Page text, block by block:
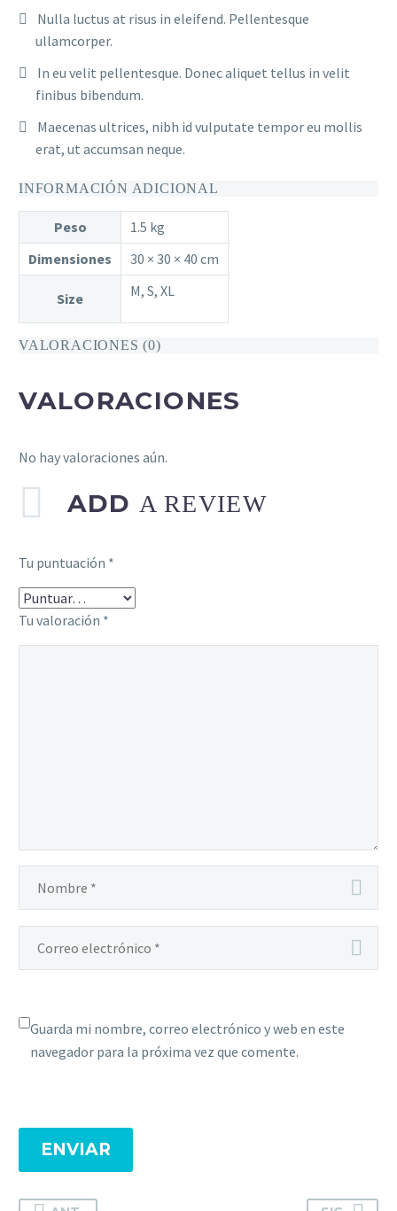
Nulla luctus at risus in eleifend. Pellentesque
ullamcorper.
In eu velit pellentesque. Donec aliquet tellus in velit
finibus bibendum.
Maecenas ultrices, nibh id vulputate tempor eu mollis
erat, ut accumsan neque.
INFORMACIÓN ADICIONAL
Peso
1.5 kg
Dimensiones
30 × 30 × 40 cm
Size M, S, XL
VALORACIONES (0)
VALORACIONES
No hay valoraciones aún.
ADDA REVIEW
Tu puntuación *
Tu valoración *
Guarda mi nombre, correo electrónico y web en este
navegador para la próxima vez que comente.
ENVIAR